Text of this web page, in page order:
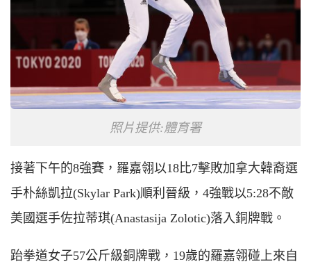
照片提供:體育署
接著下午的8強賽，羅嘉翎以18比7擊敗加拿大韓裔選
手朴絲凱拉(Skylar Park)順利晉級，4強戰以5:28不敵
美國選手佐拉蒂琪(Anastasija Zolotic)落入銅牌戰。
跆拳道女子57公斤級銅牌戰，19歲的羅嘉翎碰上來自